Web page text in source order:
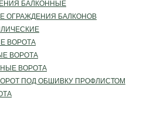
БАЛКОННЫЕ
ОГРАЖДЕНИЯ БАЛКОНОВ
ВОРОТА
ВОРОТА
ВОРОТА
ПОД ОБШИВКУ ПРОФЛИСТОМ